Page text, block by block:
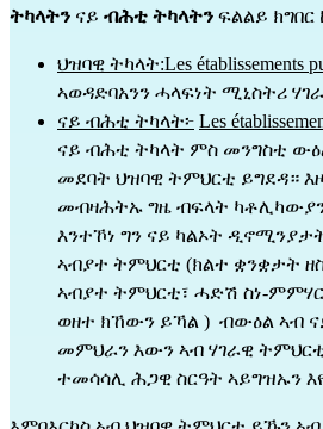
ትካላትን ናይ ብሕቲ ትካላትን ፍልልይ
ህዝባዊ ትካላት:Les établissements
ኣወዳድባአንን ሓላፍነት ሚኒስትሪ
ናይ ብሕቲ ትካላት፦ Les
ናይ ብሕቲ ትካላት ምስ መንግስቲ
መደባት ህዝባዊ ትምህርቲ ይግደዳ።
መብዛሕትኡ ግዜ ብፍላት
እንተኾነ ግን ናይ ካልኦት
ኣብያተ ትምህርቲ (ክልተ ቋንቋታት
ኣብያተ ትምህርቲ፣ ሓድሽ ስነ-
ወዘተ ክኸውን ይኻል )  ብውዕል ኣብ
መምህራን እውን ኣብ ሃገራዊ
ተመሳሳሊ ሕጋዊ ስርዓት ኣይግዝኡን